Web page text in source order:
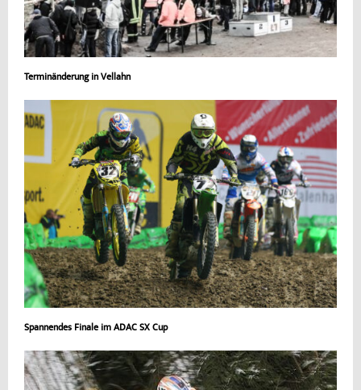
Terminänderung in Vellahn
Spannendes Finale im ADAC SX Cup